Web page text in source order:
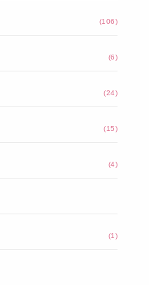
(106)
(6)
(24)
(15)
(4)
(1)